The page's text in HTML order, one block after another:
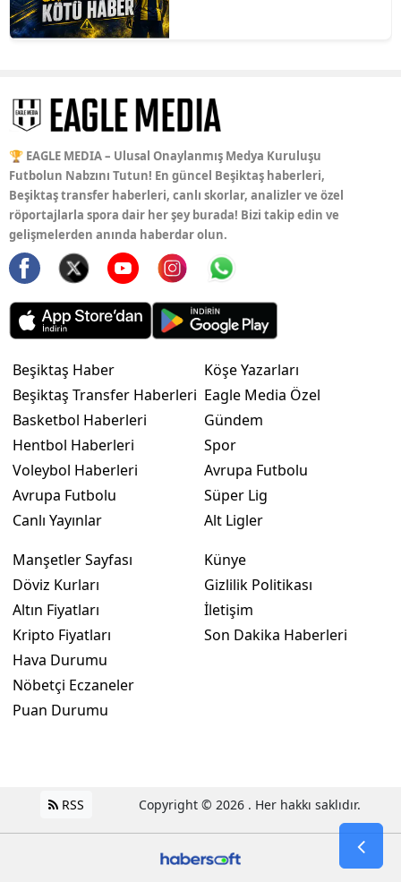
🏆 EAGLE MEDIA – Ulusal Onaylanmış Medya Kuruluşu
Futbolun Nabzını Tutun! En güncel Beşiktaş haberleri,
Beşiktaş transfer haberleri, canlı skorlar, analizler ve özel
röportajlarla spora dair her şey burada! Bizi takip edin ve
gelişmelerden anında haberdar olun.
Beşiktaş Haber
Beşiktaş Transfer Haberleri
Basketbol Haberleri
Hentbol Haberleri
Voleybol Haberleri
Avrupa Futbolu
Canlı Yayınlar
Köşe Yazarları
Eagle Media Özel
Gündem
Spor
Avrupa Futbolu
Süper Lig
Alt Ligler
Manşetler Sayfası
Döviz Kurları
Altın Fiyatları
Kripto Fiyatları
Hava Durumu
Nöbetçi Eczaneler
Puan Durumu
Künye
Gizlilik Politikası
İletişim
Son Dakika Haberleri
RSS Copyright © 2026 . Her hakkı saklıdır.